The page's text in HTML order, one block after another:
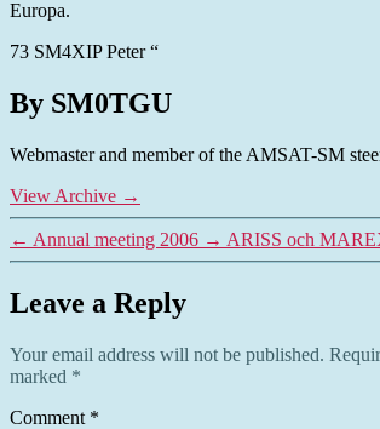
Europa.
73 SM4XIP Peter “
By SM0TGU
Webmaster and member of the AMSAT-SM
View Archive →
← Annual meeting 2006 → ARISS och
Leave a Reply
Your email address will not be published.
marked *
Comment *